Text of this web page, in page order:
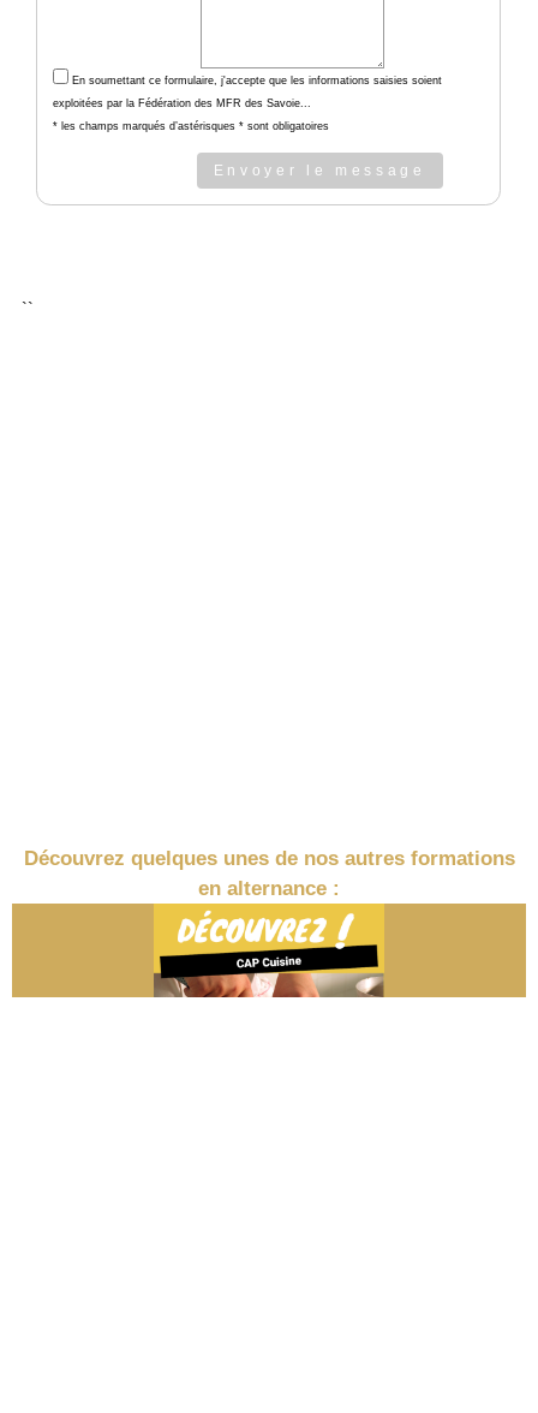
En soumettant ce formulaire, j'accepte que les informations saisies soient
exploitées par la Fédération des MFR des Savoie...
* les champs marqués d’astérisques * sont obligatoires
Envoyer le message
``
Découvrez quelques unes de nos autres formations
en alternance :